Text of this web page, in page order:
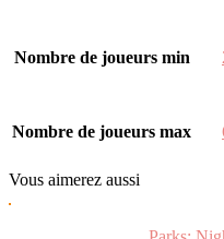
Nombre de joueurs min
Nombre de joueurs max
Vous aimerez aussi